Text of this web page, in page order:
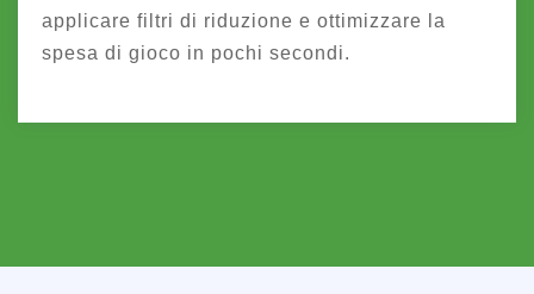
applicare filtri di riduzione e ottimizzare la
spesa di gioco in pochi secondi.